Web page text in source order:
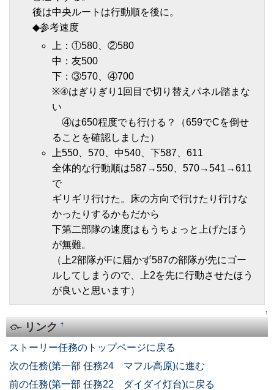
後は中央ルートは行動順を後に。
◆参考速度
上：①580、②580
中：友500
下：③570、④700
※④はぎりぎり1回目で切り替えパネル踏まな
い
④は650程度でも行ける？（659でCを倒せ
ることを確認しました）
上550、570、中540、下587、611
全体的な行動順は587→550、570→541→611
で
ギリギリ行けた。床の方向で行けたり行けな
かったりするかもだから
下第二部隊の速度はもうちょっと上げたほう
が無難。
（上2部隊がFに届かず587の部隊が先にゴー
ルしてしまうので、上2を先に行動させたほう
が良いと思います）
↑
リンク†
ストーリー任務のトップページに戻る
次の任務(第一部 任務24 マフル高原)に進む
前の任務(第一部 任務22 ダイダイ灯台)に戻る